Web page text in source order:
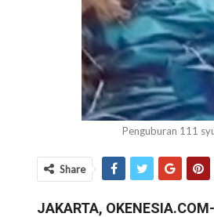
Penguburan 111
Share
JAKARTA, OKENESIA.COM-